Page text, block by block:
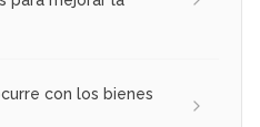
con los bienes